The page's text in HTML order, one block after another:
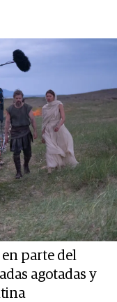
parte del
agotadas y